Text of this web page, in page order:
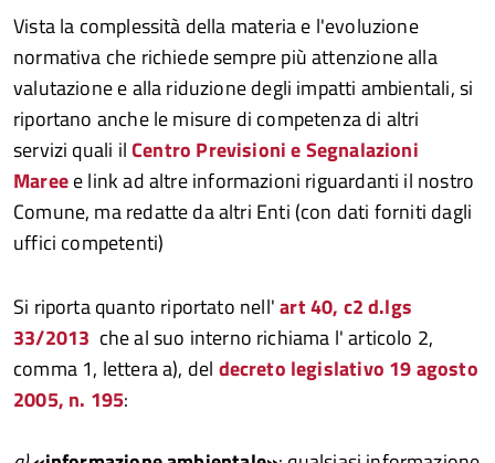
Vista la complessità della materia e l'evoluzione
normativa che richiede sempre più attenzione alla
valutazione e alla riduzione degli impatti ambientali, si
riportano anche le misure di competenza di altri
servizi quali ilCentro Previsioni e Segnalazioni
Mareee link ad altre informazioni riguardanti il nostro
Comune, ma redatte da altri Enti (con dati forniti dagli
uffici competenti)
Si riporta quanto riportato nell'art 40, c2 d.lgs
33/2013 che al suo interno richiama l' articolo 2,
comma 1, lettera a), del decreto legislativo 19 agosto
2005, n. 195: